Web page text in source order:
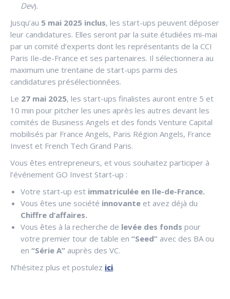
Dev).
Jusqu’au 5 mai 2025 inclus, les start-ups peuvent déposer
leur candidatures. Elles seront par la suite étudiées mi-mai
par un comité d’experts dont les représentants de la CCI
Paris Ile-de-France et ses partenaires. Il sélectionnera au
maximum une trentaine de start-ups parmi des
candidatures présélectionnées.
Le 27 mai 2025, les start-ups finalistes auront entre 5 et
10 min pour pitcher les unes après les autres devant les
comités de Business Angels et des fonds Venture Capital
mobilisés par France Angels, Paris Région Angels, France
Invest et French Tech Grand Paris.
Vous êtes entrepreneurs, et vous souhaitez participer à
l’événement GO Invest Start-up :
Votre start-up est immatriculée en Ile-de-France.
Vous êtes une société innovante et avez déjà du
Chiffre d’affaires.
Vous êtes à la recherche de levée des fonds pour
votre premier tour de table en “Seed” avec des BA ou
en “Série A” auprès des VC.
N’hésitez plus et postulez ici.